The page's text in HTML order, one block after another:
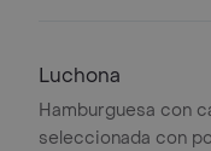
Luchona
Hamburguesa con
seleccionada con